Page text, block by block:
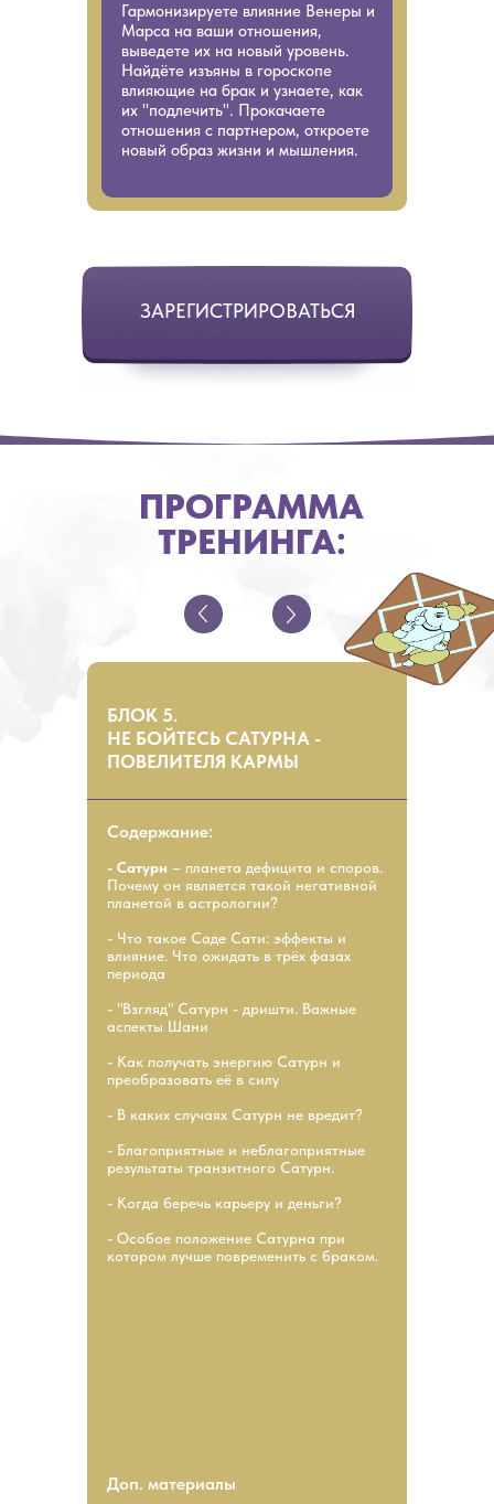
ЗАРЕГИСТРИРОВАТЬСЯ
Гармонизируете влияние Венеры и
Марса на ваши отношения,
выведете их на новый уровень.
Найдёте изъяны в гороскопе
влияющие на брак и узнаете, как
их "подлечить". Прокачаете
отношения с партнером, откроете
новый образ жизни и мышления.
ПРОГРАММА
ТРЕНИНГА:
БЛОК 5.
НЕ БОЙТЕСЬ САТУРНА -
ПОВЕЛИТЕЛЯ КАРМЫ
Содержание:
- Сатурн – планета дефицита и споров.
Почему он является такой негативной
планетой в астрологии?
- Что такое Саде Сати: эффекты и
влияние. Что ожидать в трёх фазах
периода
- "Взгляд" Сатурн - дришти. Важные
аспекты Шани
- Как получать энергию Сатурн и
преобразовать её в силу
- В каких случаях Сатурн не вредит?
- Благоприятные и неблагоприятные
результаты транзитного Сатурн.
- Когда беречь карьеру и деньги?
- Особое положение Сатурна при
котором лучше повременить с браком.
Доп. материалы